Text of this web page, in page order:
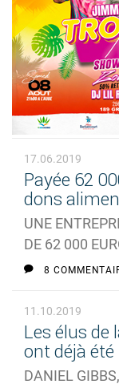
17.06.2019
Payée 62
dons
UNE
DE 62 000
8
11.10.2019
Les élus de
ont déjà été
DANIEL